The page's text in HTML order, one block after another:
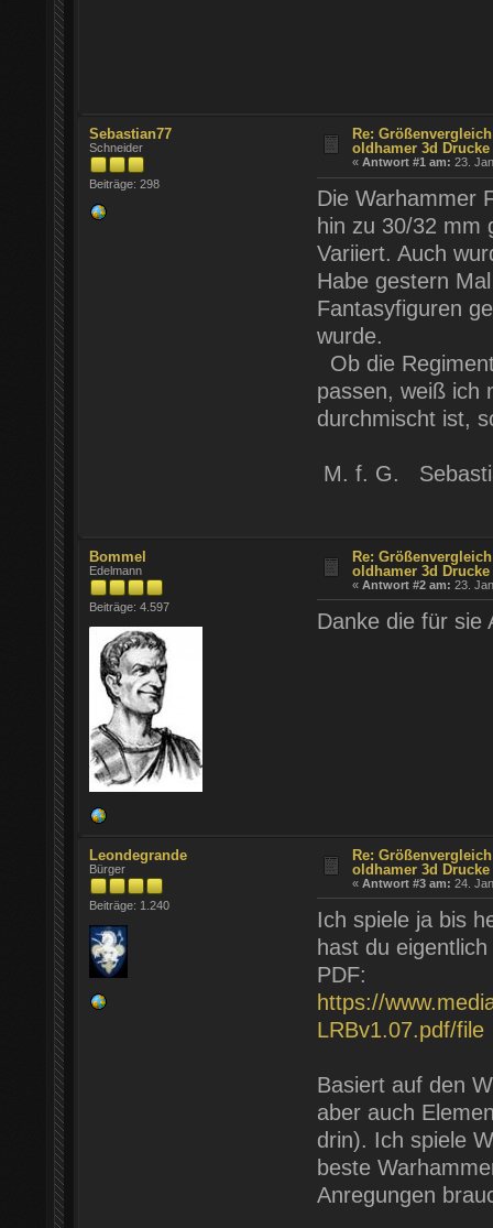
Sebastian77
Schneider
Beiträge: 298
Re:
oldhamer 3d Drucke
«Antwort #1 am: 23.
Die Warhammer
hin zu 30/32 mm
Variiert. Auch
Habe gestern
Fantasyfiguren
wurde.
Ob die
passen, weiß ich
durchmischt ist,
M. f. G.
Bommel
Edelmann
Beiträge: 4.597
Re:
oldhamer 3d Drucke
«Antwort #2 am: 23.
Danke die für sie
Leondegrande
Bürger
Beiträge: 1.240
Re:
oldhamer 3d Drucke
«Antwort #3 am: 24.
Ich spiele ja bis
hast du
PDF:
https://
LRBv1.07.pdf/file
Basiert auf den
aber auch
drin). Ich spiele
beste
Anregungen